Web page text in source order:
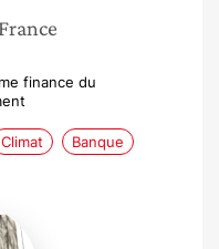
finance du
Climat Banque